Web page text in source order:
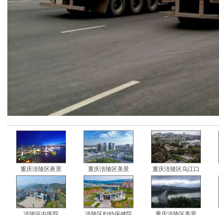
重庆涪陵区夜景 重庆涪陵区美景 重庆涪陵区乌江口